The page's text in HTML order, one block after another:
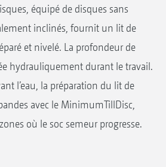
équipé de disques sans
inclinés, fournit un lit de
et nivelé. La profondeur de
hydrauliquement durant le travail.
l’eau, la préparation du lit de
avec le MinimumTillDisc,
où le soc semeur progresse.